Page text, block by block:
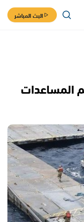
البث المباشر
المساعدات